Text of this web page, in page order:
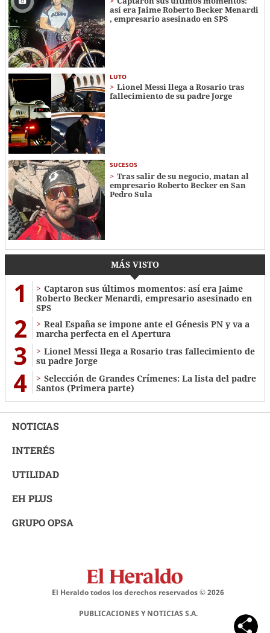
así era Jaime Roberto Becker Menardi​​​
, empresario asesinado en SPS
LUTO
Lionel Messi llega a Rosario tras
fallecimiento de su padre Jorge
SUCESOS
Tras salir de su negocio, matan al
empresario Roberto Becker en San
Pedro Sula
MÁS VISTO
1
Captaron sus últimos momentos: así era Jaime
Roberto Becker Menardi​​​, empresario asesinado en
SPS
2
Real España se impone ante el Génesis PN y va a
marcha perfecta en el Apertura
3
Lionel Messi llega a Rosario tras fallecimiento de
su padre Jorge
4
Selección de Grandes Crímenes: La lista del padre
Santos (Primera parte)
NOTICIAS
INTERÉS
UTILIDAD
EH PLUS
GRUPO OPSA
El Heraldo todos los derechos reservados ©2026
PUBLICACIONES Y NOTICIAS S.A.